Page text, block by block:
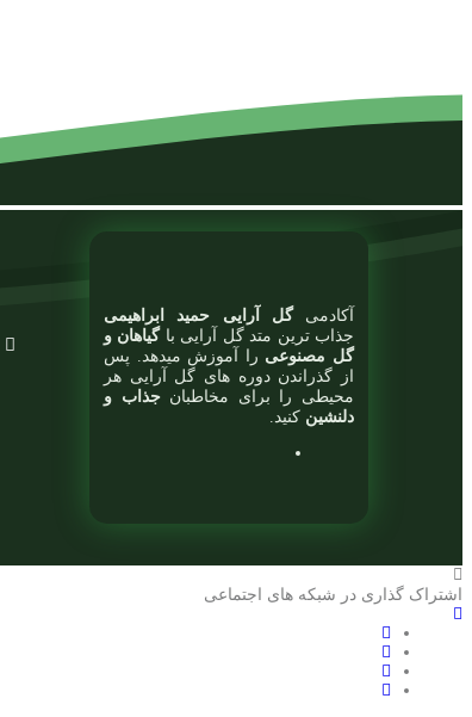
آکادمی گل آرایی حمید ابراهیمی
جذاب ترین متد گل آرایی باگیاهان و
گل مصنوعی را آموزش میدهد. پس
از گذراندن دوره های گل آرایی هر
محیطی را برای مخاطبانجذاب و
دلنشین کنید.
اشتراک گذاری در شبکه های اجتماعی